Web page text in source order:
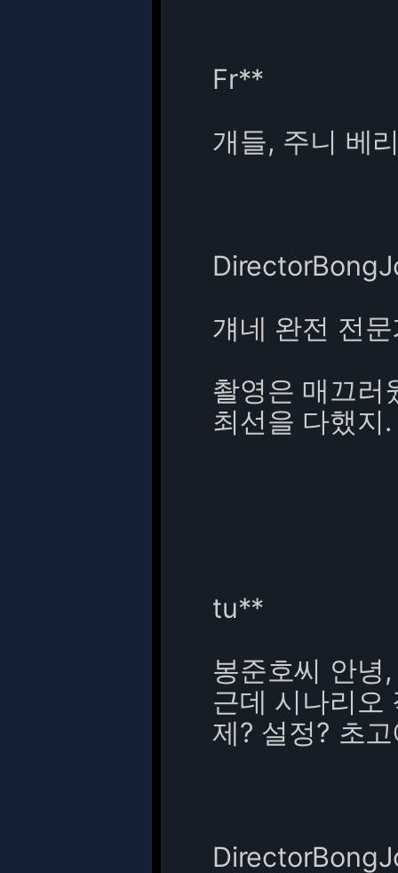
Fr**
개들, 주니 베
걔네 완전 전
촬영은 매끄러
최선을 다했지.
tu**
봉준호씨 안녕
근데 시나리오
제? 설정? 초